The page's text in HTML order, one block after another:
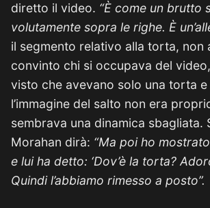
diretto il video. “È come un brutto
volutamente sopra le righe. È
il segmento relativo alla torta, non
convinto chi si occupava del
visto che avevano solo una torta
l’immagine del salto non era
sembrava una dinamica sbagliata.
Morahan dirà: “Ma poi ho
e lui ha detto: ‘Dov’è la torta?
Quindi l’abbiamo rimesso a posto”.